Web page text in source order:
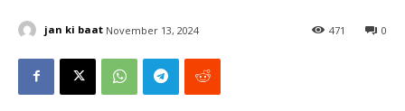
jan ki baat November 13, 2024 0
471